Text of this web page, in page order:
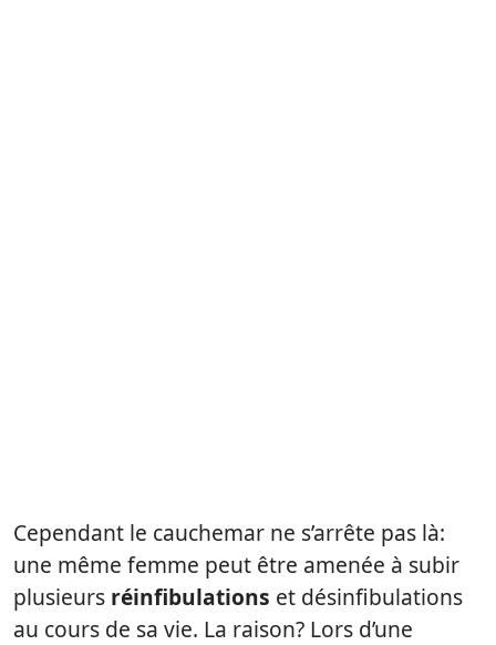
Cependant le cauchemar ne s’arrête pas là:
une même femme peut être amenée à subir
plusieurs réinfibulations et désinfibulations
au cours de sa vie. La raison? Lors d’une